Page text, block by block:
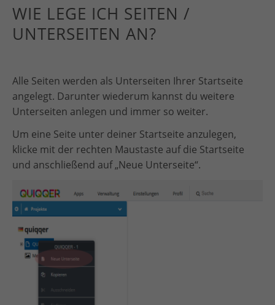
WIE LEGE ICH SEITEN /
UNTERSEITEN AN?
Alle Seiten werden als Unterseiten Ihrer Startseite
angelegt. Darunter wiederum kannst du weitere
Unterseiten anlegen und immer so weiter.
Um eine Seite unter deiner Startseite anzulegen,
klicke mit der rechten Maustaste auf die Startseite
und anschließend auf „Neue Unterseite“.